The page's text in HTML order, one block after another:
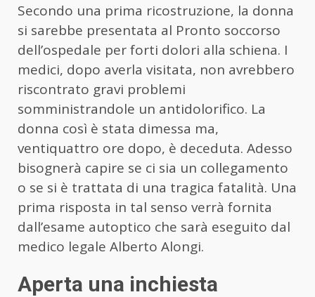
Secondo una prima ricostruzione, la donna
si sarebbe presentata al Pronto soccorso
dell’ospedale per forti dolori alla schiena. I
medici, dopo averla visitata, non avrebbero
riscontrato gravi problemi
somministrandole un antidolorifico. La
donna così è stata dimessa ma,
ventiquattro ore dopo, è deceduta. Adesso
bisognerà capire se ci sia un collegamento
o se si è trattata di una tragica fatalità. Una
prima risposta in tal senso verrà fornita
dall’esame autoptico che sarà eseguito dal
medico legale Alberto Alongi.
Aperta una inchiesta